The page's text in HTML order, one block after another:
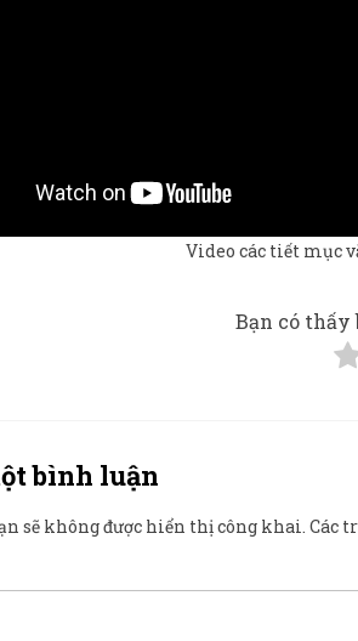
Video các tiết mục
Bạn có
bình luận
sẽ không được hiển thị công khai. Các